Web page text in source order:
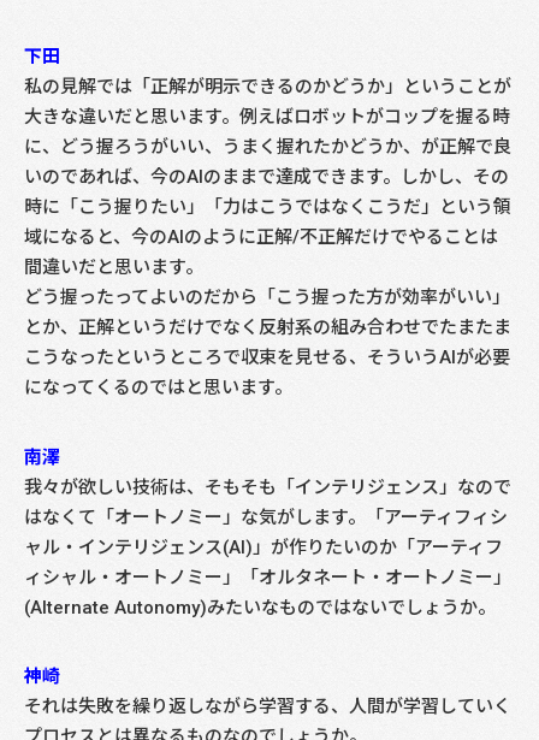
下田
私の見解では「正解が明示できるのかどうか」ということが
大きな違いだと思います。例えばロボットがコップを握る時
に、どう握ろうがいい、うまく握れたかどうか、が正解で良
いのであれば、今のAIのままで達成できます。しかし、その
時に「こう握りたい」「力はこうではなくこうだ」という領
域になると、今のAIのように正解/不正解だけでやることは
間違いだと思います。
どう握ったってよいのだから「こう握った方が効率がいい」
とか、正解というだけでなく反射系の組み合わせでたまたま
こうなったというところで収束を見せる、そういうAIが必要
になってくるのではと思います。
南澤
我々が欲しい技術は、そもそも「インテリジェンス」なので
はなくて「オートノミー」な気がします。「アーティフィシ
ャル・インテリジェンス(AI)」が作りたいのか「アーティフ
ィシャル・オートノミー」「オルタネート・オートノミー」
(Alternate Autonomy)みたいなものではないでしょうか。
神崎
それは失敗を繰り返しながら学習する、人間が学習していく
プロセスとは異なるものなのでしょうか。